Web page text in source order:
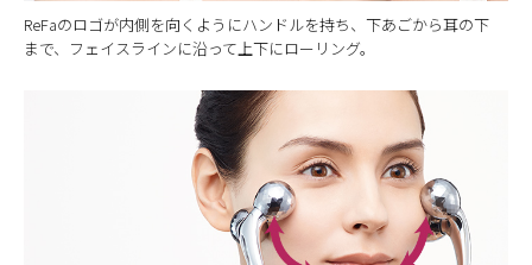
ReFaのロゴが内側を向くようにハンドルを持ち、下あごから耳の下
まで、フェイスラインに沿って上下にローリング。